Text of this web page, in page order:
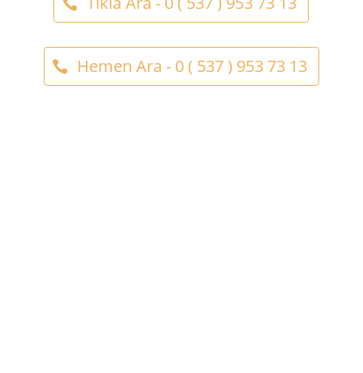
Hemen Ara - 0 ( 537 ) 953 73 13